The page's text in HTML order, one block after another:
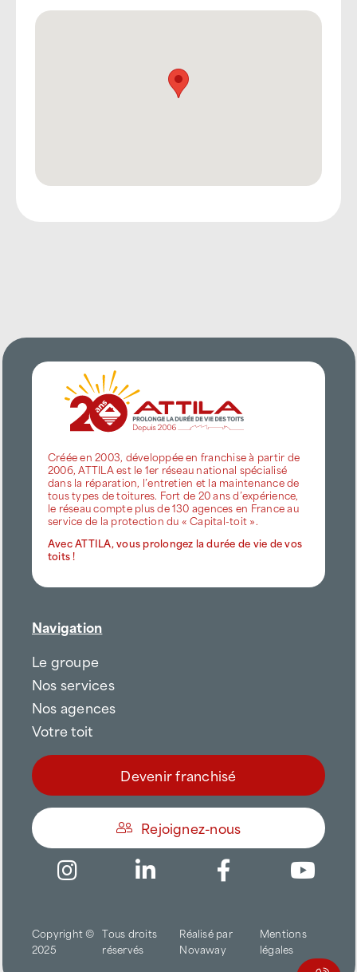
Créée en 2003, développée en franchise à partir de
2006, ATTILA est le 1er réseau national spécialisé
dans la réparation, l’entretien et la maintenance de
tous types de toitures. Fort de 20 ans d’expérience,
le réseau compte plus de 130 agences en France au
service de la protection du « Capital-toit ».
Avec ATTILA, vous prolongez la durée de vie de vos
toits !
Navigation
Le groupe
Nos services
Nos agences
Votre toit
Devenir franchisé
Rejoignez-nous
Copyright ©
2025
Tous droits
réservés
Réalisé par
Novaway
Mentions
légales
Trouver une agence